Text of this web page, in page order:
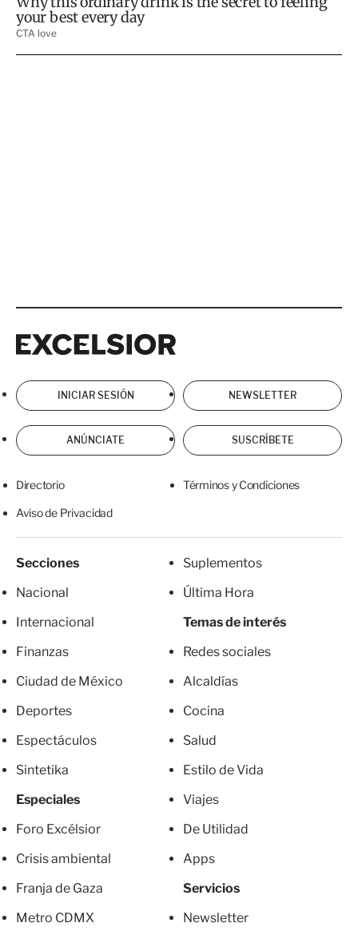
INICIAR SESIÓN NEWSLETTER
ANÚNCIATE SUSCRÍBETE
Directorio Términos y Condiciones
Aviso de Privacidad
Secciones
Nacional
Internacional
Finanzas
Ciudad de México
Deportes
Espectáculos
Sintetika
Especiales
Foro Excélsior
Crisis ambiental
Franja de Gaza
Metro CDMX
Suplementos
Última Hora
Temas de interés
Redes sociales
Alcaldías
Cocina
Salud
Estilo de Vida
Viajes
De Utilidad
Apps
Servicios
Newsletter